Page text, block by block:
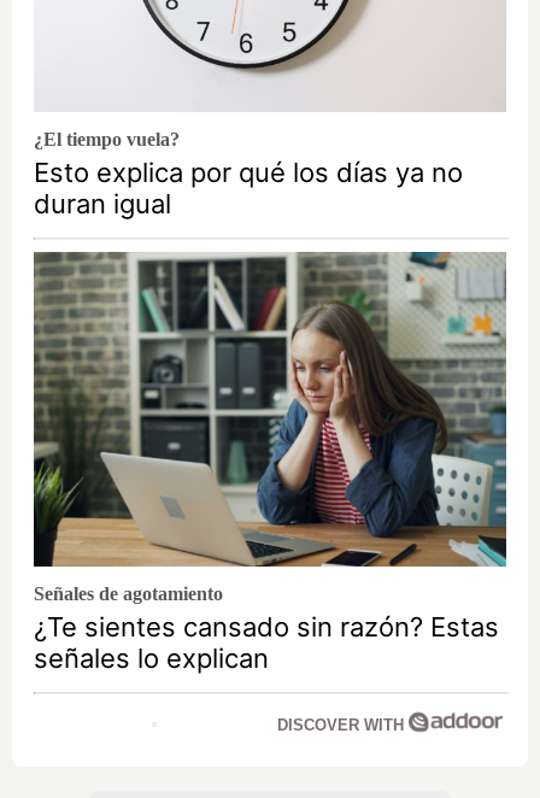
¿El tiempo vuela?
Esto explica por qué los días ya no
duran igual
Señales de agotamiento
¿Te sientes cansado sin razón? Estas
señales lo explican
DISCOVER WITH